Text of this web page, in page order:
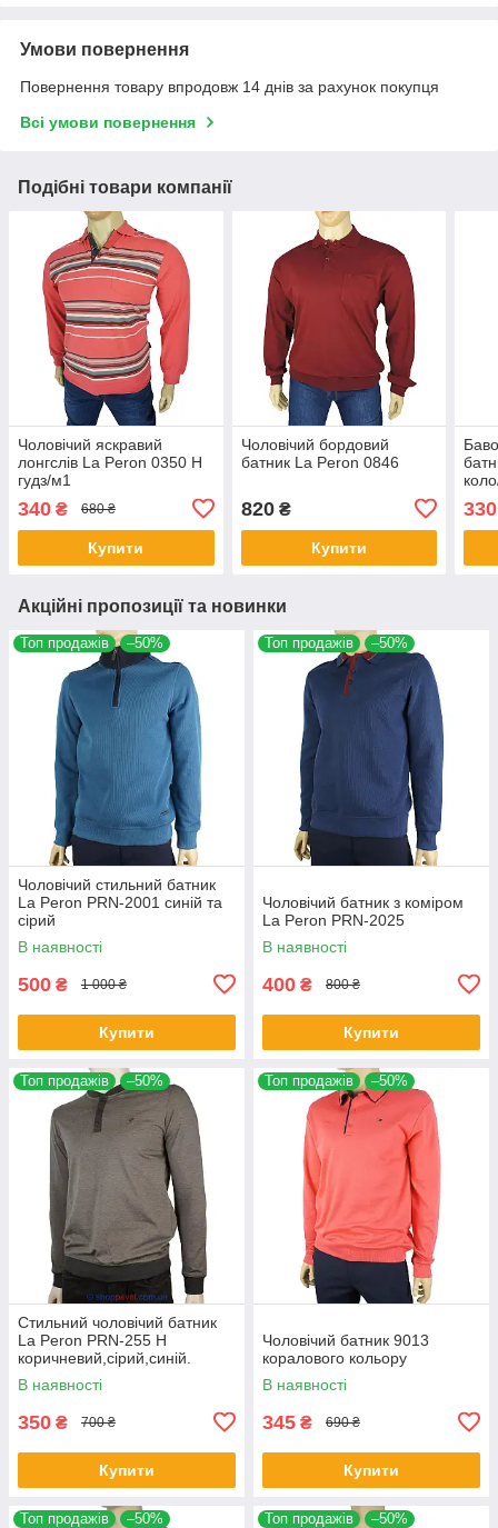
Умови повернення
Повернення товару впродовж 14 днів за рахунок покупця
Всі умови повернення
Подібні товари компанії
Чоловічий яскравий
лонгслів La Peron 0350 H
гудз/м1
340 ₴ 680 ₴
Купити
Чоловічий бордовий
батник La Peron 0846
820₴
Купити
330
Акційні пропозиції та новинки
Топ продажів –50%
Чоловічий стильний батник
La Peron PRN-2001 синій та
сірий
В наявності
500 ₴ 1 000 ₴
Купити
Топ продажів –50%
Чоловічий батник з коміром
La Peron PRN-2025
В наявності
400 ₴ 800 ₴
Купити
Топ продажів –50%
Стильний чоловічий батник
La Peron PRN-255 H
коричневий,сірий,синій.
В наявності
350 ₴ 700 ₴
Купити
Топ продажів –50%
Чоловічий батник 9013
коралового кольору
В наявності
345 ₴ 690 ₴
Купити
Топ продажів –50% Топ продажів –50%